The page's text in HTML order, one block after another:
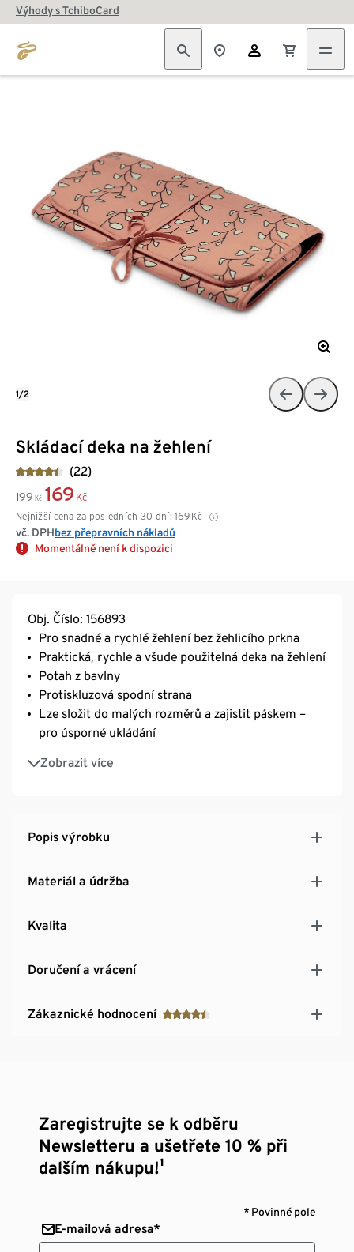
Výhody s TchiboCard
Skládací deka na žehlení
(22)
199 Kč 169 Kč
Nejnižší cena za posledních 30 dní: 169 Kč
vč. DPHbez přepravních nákladů
Momentálně není k dispozici
1/2
Obj. Číslo: 156893
Pro snadné a rychlé žehlení bez žehlicího prkna
Praktická, rychle a všude použitelná deka na žehlení
Potah z bavlny
Protiskluzová spodní strana
Lze složit do malých rozměrů a zajistit páskem –
pro úsporné ukládání
Zobrazit více
Bezpečné žehlení – horko a pára nepronikají dekou
Popis výrobku
Materiál a údržba
Kvalita
Doručení a vrácení
Zákaznické hodnocení
Zaregistrujte se k odběru
Newsletteru a ušetřete 10 % při
dalším nákupu!¹
* Povinné pole
E-mailová adresa*